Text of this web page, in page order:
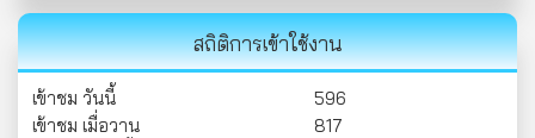
สถิติการเข้าใช้งาน
เข้าชม วันนี้
596
เข้าชม เมื่อวาน
817